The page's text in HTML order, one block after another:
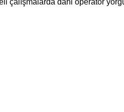
çalışmalarda dahi operatör